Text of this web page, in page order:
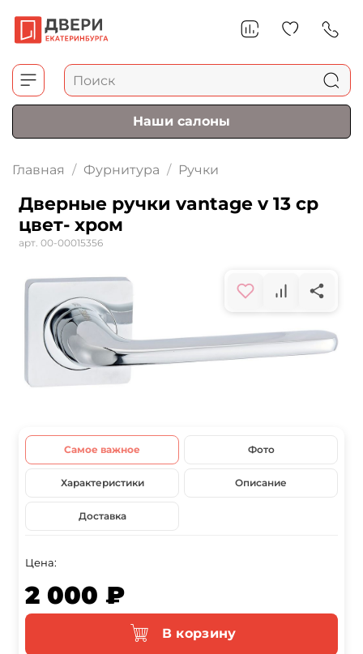
Наши салоны
Главная Фурнитура Ручки
Дверные ручки vantage v 13 ср
цвет- хром
арт. 00-00015356
Самое важное Фото
Характеристики Описание
Доставка
Цена:
2 000 ₽
В корзину